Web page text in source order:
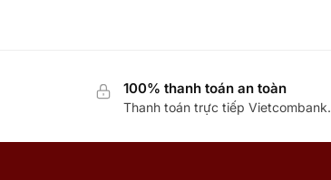
100% thanh toán an toàn
Thanh toán trực tiếp Vietcombank.